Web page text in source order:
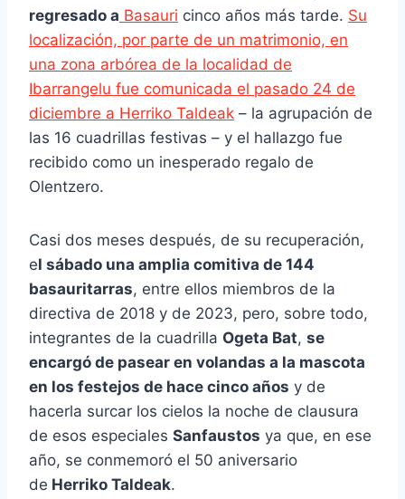
regresado a Basauri cinco años más tarde. Su
localización, por parte de un matrimonio, en
una zona arbórea de la localidad de
Ibarrangelu fue comunicada el pasado 24 de
diciembre a Herriko Taldeak – la agrupación de
las 16 cuadrillas festivas – y el hallazgo fue
recibido como un inesperado regalo de
Olentzero.
Casi dos meses después, de su recuperación,
el sábado una amplia comitiva de 144
basauritarras, entre ellos miembros de la
directiva de 2018 y de 2023, pero, sobre todo,
integrantes de la cuadrilla Ogeta Bat, se
encargó de pasear en volandas a la mascota
en los festejos de hace cinco años y de
hacerla surcar los cielos la noche de clausura
de esos especiales Sanfaustos ya que, en ese
año, se conmemoró el 50 aniversario
de Herriko Taldeak.